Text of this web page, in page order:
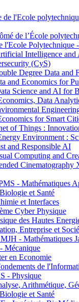
l'Ecole
de l’École
l'Ecole Polytechnique
Intelligence and
(CyS)
Degree Data and
and Economics for
Science and AI for
Data
for Smart
of Things :
Environment :
and Responsible AI
Computing and
Cinematography
- Mathématiques
et Santé
et Interfaces
Cyber Physique
des Hautes
Entreprise et
- Mathématiques
Mécanique
en Economie
de
- Physique
Arithmétique,
et Santé